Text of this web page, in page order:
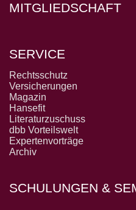
MITGLIEDSCHAFT
SERVICE
Rechtsschutz
Versicherungen
Magazin
Hansefit
Literaturzuschuss
dbb Vorteilswelt
Expertenvorträge
Archiv
SCHULUNGEN &